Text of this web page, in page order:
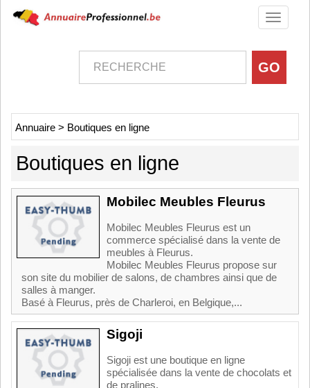
Toggle
Annuaire > Boutiques en ligne
Boutiques en ligne
Mobilec Meubles Fleurus
Mobilec Meubles Fleurus est un
commerce spécialisé dans la vente de
meubles à Fleurus.
Mobilec Meubles Fleurus propose sur
son site du mobilier de salons, de chambres ainsi que de
salles à manger.
Basé à Fleurus, près de Charleroi, en Belgique,...
Sigoji
Sigoji est une boutique en ligne
spécialisée dans la vente de chocolats et
de pralines.